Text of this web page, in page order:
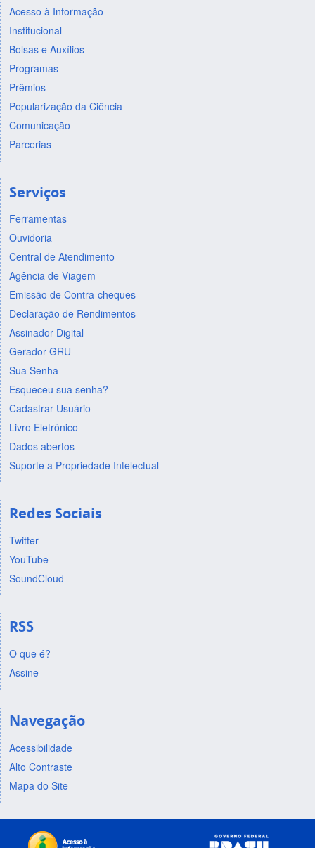
Acesso à Informação
Institucional
Bolsas e Auxílios
Programas
Prêmios
Popularização da Ciência
Comunicação
Parcerias
Serviços
Ferramentas
Ouvidoria
Central de Atendimento
Agência de Viagem
Emissão de Contra-cheques
Declaração de Rendimentos
Assinador Digital
Gerador GRU
Sua Senha
Esqueceu sua senha?
Cadastrar Usuário
Livro Eletrônico
Dados abertos
Suporte a Propriedade Intelectual
Redes Sociais
Twitter
YouTube
SoundCloud
RSS
O que é?
Assine
Navegação
Acessibilidade
Alto Contraste
Mapa do Site